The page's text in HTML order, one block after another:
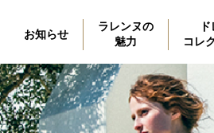
お知らせ
ラレンヌの
魅力
コレ